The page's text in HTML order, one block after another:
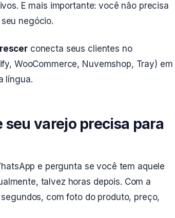
E mais importante: você não precisa
negócio.
conecta seus clientes no
WooCommerce, Nuvemshop, Tray) em
língua.
varejo precisa para
e pergunta se você tem aquele
talvez horas depois. Com a
com foto do produto, preço,